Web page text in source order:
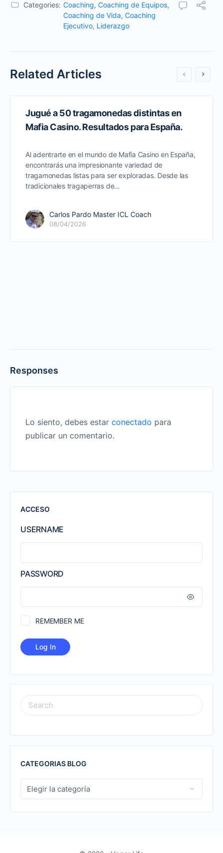
Categories: Coaching, Coaching de Equipos,
Coaching de Vida, Coaching
Ejecutivo, Liderazgo
Related Articles
Jugué a 50 tragamonedas distintas en
Mafia Casino. Resultados para España.
Al adentrarte en el mundo de Mafia Casino en España,
encontrarás una impresionante variedad de
tragamonedas listas para ser exploradas. Desde las
tradicionales tragaperras de…
Carlos Pardo Master ICL Coach
08/04/2026
Responses
Lo siento, debes estar conectado para
publicar un comentario.
ACCESO
USERNAME
PASSWORD
REMEMBER ME
SEARCH
FOR:
CATEGORIAS BLOG
CATEGORIAS
BLOG